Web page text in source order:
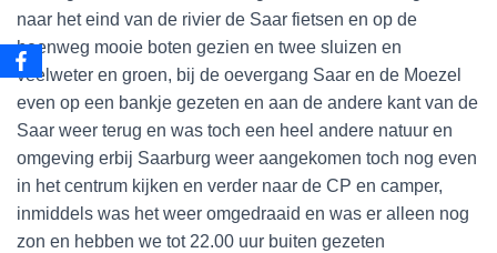
naar het eind van de rivier de Saar fietsen en op de
heenweg mooie boten gezien en twee sluizen en
veelweter en groen, bij de oevergang Saar en de Moezel
even op een bankje gezeten en aan de andere kant van de
Saar weer terug en was toch een heel andere natuur en
omgeving erbij Saarburg weer aangekomen toch nog even
in het centrum kijken en verder naar de CP en camper,
inmiddels was het weer omgedraaid en was er alleen nog
zon en hebben we tot 22.00 uur buiten gezeten